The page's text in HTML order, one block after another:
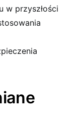
w przyszłości